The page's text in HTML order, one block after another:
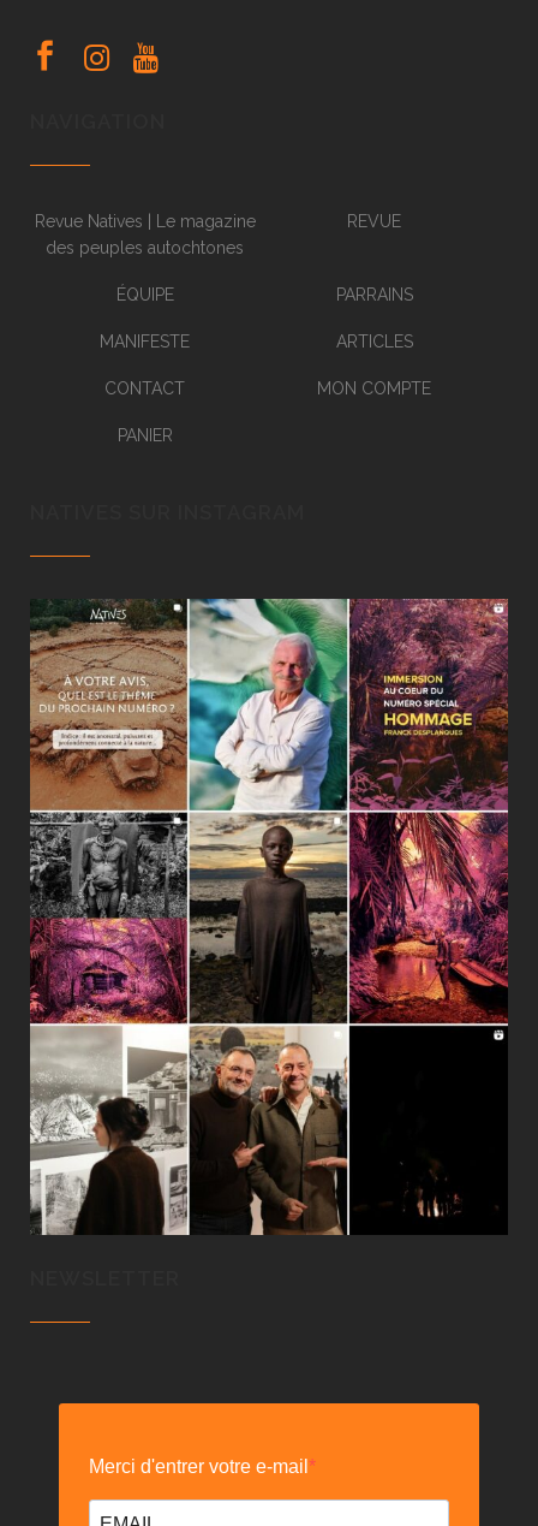
Revue Natives | Le magazine
des peuples autochtones
REVUE
ÉQUIPE PARRAINS
MANIFESTE ARTICLES
CONTACT MON COMPTE
PANIER
Merci d'entrer votre e-mail